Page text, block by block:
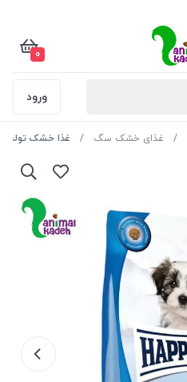
0
ورود
غذای خشک سگ غذا خشک توله سگ